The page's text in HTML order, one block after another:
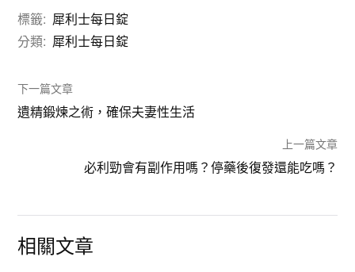
標籤: 犀利士每日錠
分類: 犀利士每日錠
下一篇文章
遺精鍛煉之術，確保夫妻性生活
上一篇文章
必利勁會有副作用嗎？停藥後復發還能吃嗎？
相關文章